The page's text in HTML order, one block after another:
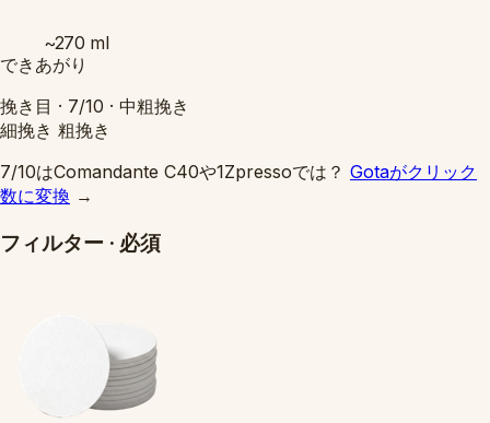
~270 ml
できあがり
挽き目 · 7/10 · 中粗挽き
細挽き 粗挽き
7/10はComandante C40や1Zpressoでは？ Gotaがクリック
数に変換 →
フィルター · 必須